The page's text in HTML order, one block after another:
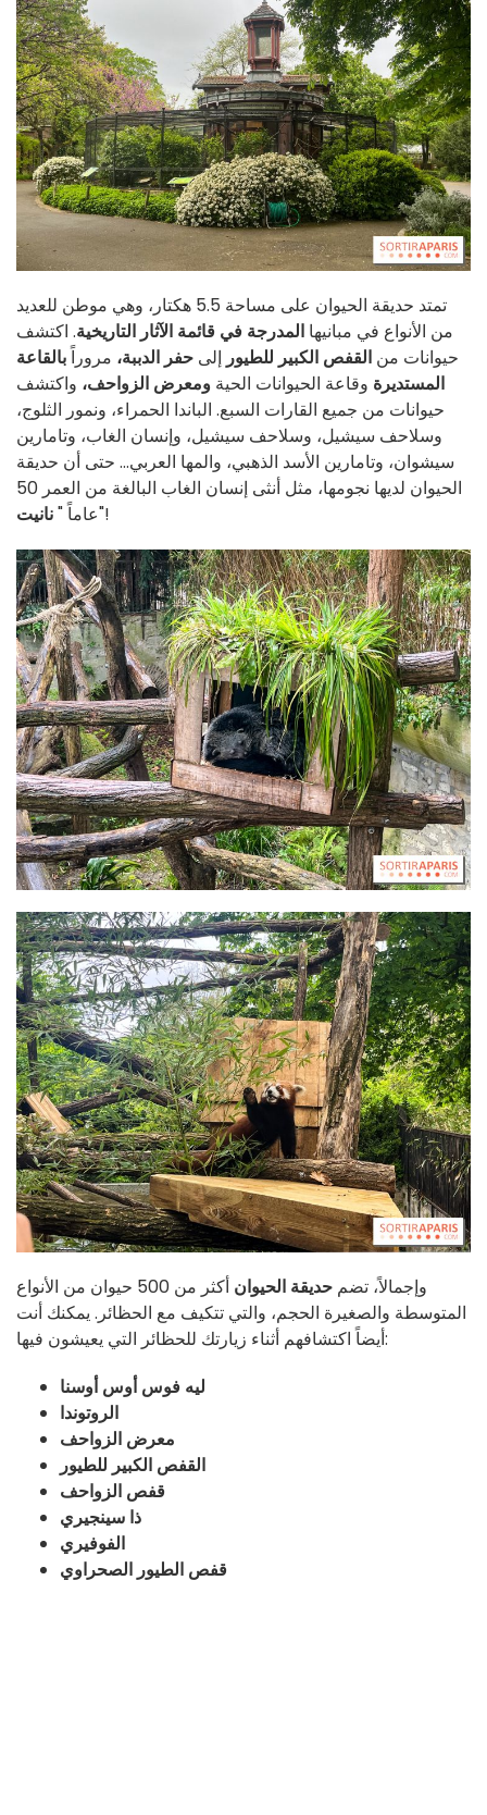
تمتد حديقة الحيوان على مساحة 5.5 هكتار، وهي موطن للعديد
من الأنواع في مبانيها المدرجة في قائمة الآثار التاريخية. اكتشف
حيوانات من القفص الكبير للطيور إلى حفر الدببة، مروراًبالقاعة
المستديرة وقاعة الحيوانات الحية ومعرض الزواحف، واكتشف
حيوانات من جميع القارات السبع. الباندا الحمراء، ونمور الثلوج،
وسلاحف سيشيل، وسلاحف سيشيل، وإنسان الغاب، وتامارين
سيشوان، وتامارين الأسد الذهبي، والمها العربي... حتى أن حديقة
الحيوان لديها نجومها، مثل أنثى إنسان الغاب البالغة من العمر 50
عاماً "نانيت "!
وإجمالاً، تضم حديقة الحيوان
أكثر من 500 حيوان من الأنواع
المتوسطة والصغيرة الحجم، والتي تتكيف مع الحظائر. يمكنك أنت
أيضاً اكتشافهم أثناء زيارتك للحظائر التي يعيشون فيها:
ليه فوس أوس أوسنا
الروتوندا
معرض الزواحف
القفص الكبير للطيور
قفص الزواحف
ذا سينجيري
الفوفيري
قفص الطيور الصحراوي